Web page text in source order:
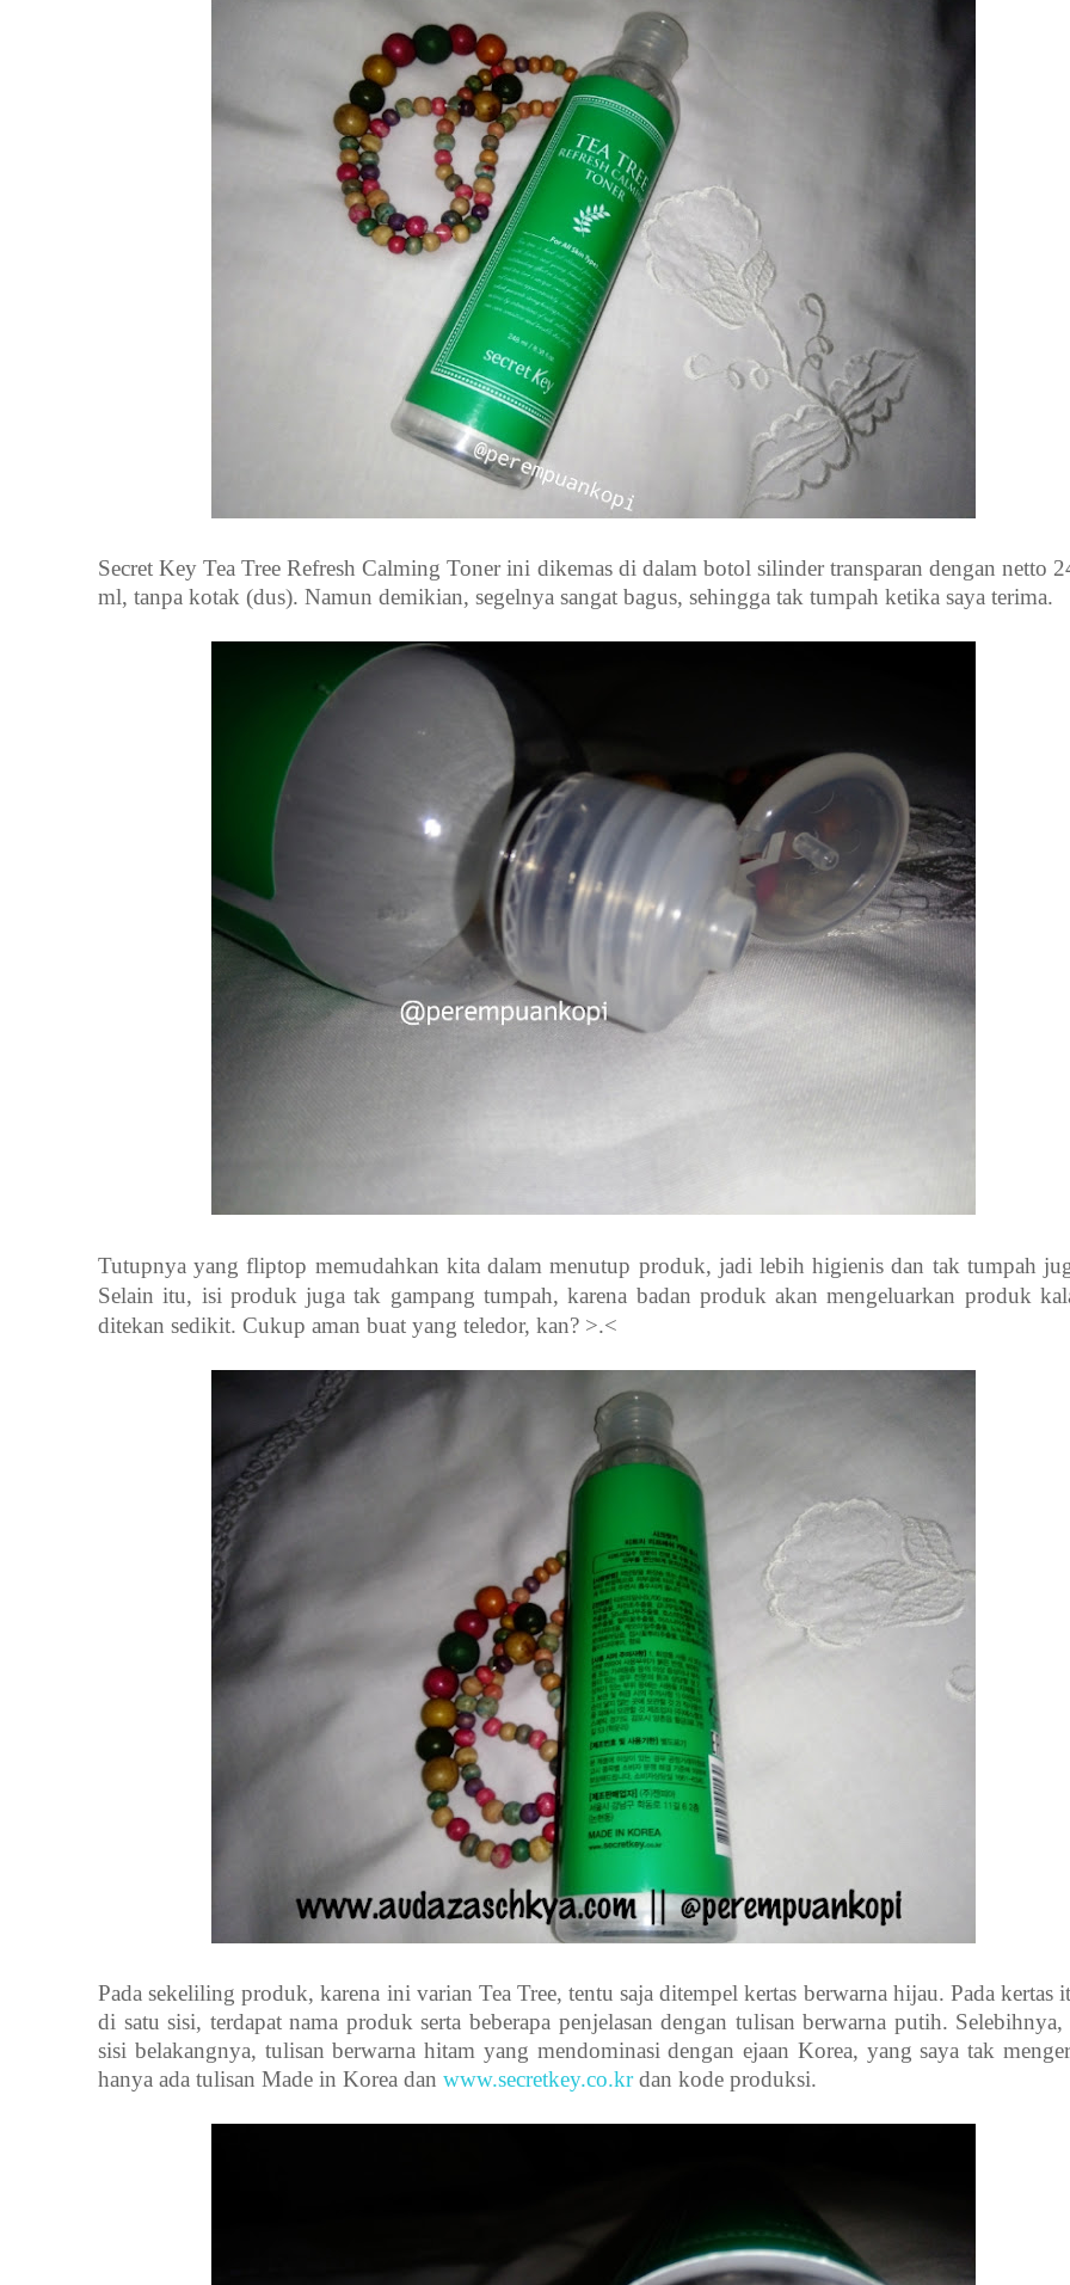
Secret Key Tea Tree Refresh Calming Toner ini dikemas di dalam botol silinder transparan dengan netto
ml, tanpa kotak (dus). Namun demikian, segelnya sangat bagus, sehingga tak tumpah ketika saya terima.
Tutupnya yang fliptop memudahkan kita dalam menutup produk, jadi lebih higienis dan tak tumpah
Selain itu, isi produk juga tak gampang tumpah, karena badan produk akan mengeluarkan produk
ditekan sedikit. Cukup aman buat yang teledor, kan? >.<
Pada sekeliling produk, karena ini varian Tea Tree, tentu saja ditempel kertas berwarna hijau. Pada kertas
di satu sisi, terdapat nama produk serta beberapa penjelasan dengan tulisan berwarna putih.
sisi belakangnya, tulisan berwarna hitam yang mendominasi dengan ejaan Korea, yang saya tak
hanya ada tulisan Made in Korea dan www.secretkey.co.krdan kode produksi.